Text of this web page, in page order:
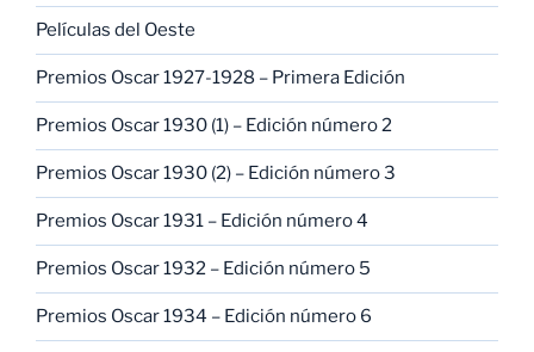
Películas del Oeste
Premios Oscar 1927-1928 – Primera Edición
Premios Oscar 1930 (1) – Edición número 2
Premios Oscar 1930 (2) – Edición número 3
Premios Oscar 1931 – Edición número 4
Premios Oscar 1932 – Edición número 5
Premios Oscar 1934 – Edición número 6